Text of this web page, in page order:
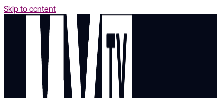
Skip to content